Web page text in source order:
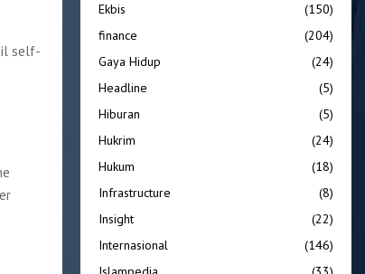
self-
Ekbis
(150)
finance
(204)
Gaya Hidup
(24)
Headline
(5)
Hiburan
(5)
Hukrim
(24)
Hukum
(18)
Infrastructure
(8)
Insight
(22)
Internasional
(146)